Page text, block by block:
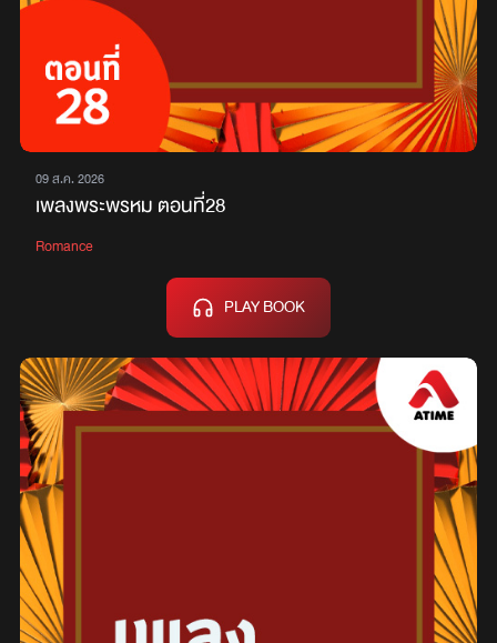
09 ส.ค. 2026
เพลงพระพรหม ตอนที่28
Romance
PLAY BOOK